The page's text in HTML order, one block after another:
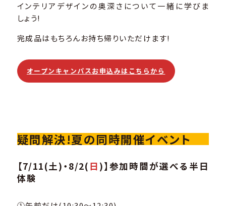
インテリアデザインの奥深さについて一緒に学びま
しょう!
完成品はもちろんお持ち帰りいただけます!
オープンキャンパスお申込みはこちらから
疑問解決!夏の同時開催イベント
【7/11(土)・8/2( 日 )】参加時間が選べる半日
体験